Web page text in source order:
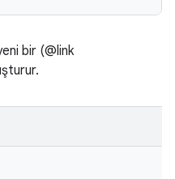
bir (@link